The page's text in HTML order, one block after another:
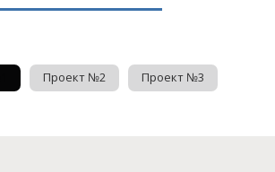
Проект №2 Проект №3